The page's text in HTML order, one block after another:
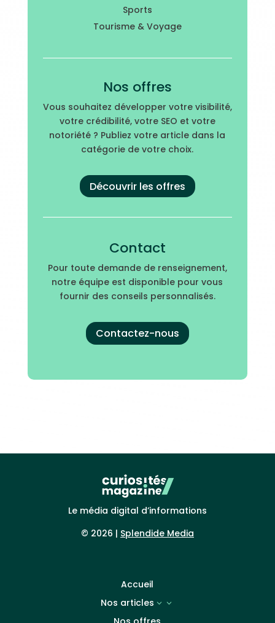
Sports
Tourisme & Voyage
Nos offres
Vous souhaitez développer votre visibilité,
votre crédibilité, votre SEO et votre
notoriété ? Publiez votre article dans la
catégorie de votre choix.
Découvrir les offres
Contact
Pour toute demande de renseignement,
notre équipe est disponible pour vous
fournir des conseils personnalisés.
Contactez-nous
Le média digital d’informations
© 2026 | Splendide Media
Accueil
Nos articles
3